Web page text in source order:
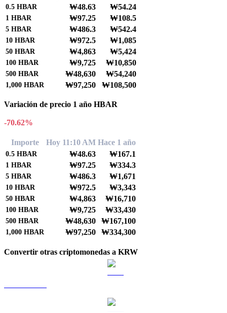
0.5 HBAR ₩48.63 ₩54.24
1 HBAR ₩97.25 ₩108.5
5 HBAR ₩486.3 ₩542.4
10 HBAR ₩972.5 ₩1,085
50 HBAR ₩4,863 ₩5,424
100 HBAR ₩9,725 ₩10,850
500 HBAR ₩48,630 ₩54,240
1,000 HBAR ₩97,250 ₩108,500
Variación de precio 1 año HBAR
-70.62%
Importe Hoy 11:10 AM Hace 1 año
0.5 HBAR ₩48.63 ₩167.1
1 HBAR ₩97.25 ₩334.3
5 HBAR ₩486.3 ₩1,671
10 HBAR ₩972.5 ₩3,343
50 HBAR ₩4,863 ₩16,710
100 HBAR ₩9,725 ₩33,430
500 HBAR ₩48,630 ₩167,100
1,000 HBAR ₩97,250 ₩334,300
Convertir otras criptomonedas a KRW